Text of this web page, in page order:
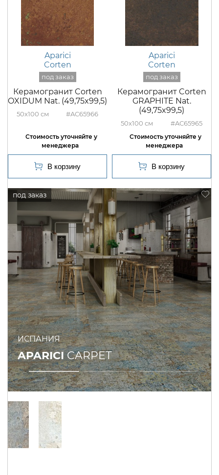
Aparici
Corten
Керамогранит Corten
OXIDUM Nat. (49,75x99,5)
50x100 #AC65966
Aparici
Corten
Керамогранит Corten
GRAPHITE Nat.
(49,75x99,5)
50x100 #AC65965
ИСПАНИЯ
APARICICARPET